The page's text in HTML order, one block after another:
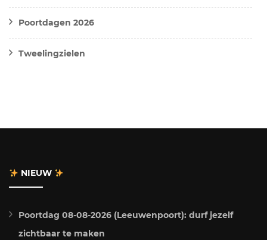
Poortdagen 2026
Tweelingzielen
NIEUW
Poortdag 08-08-2026 (Leeuwenpoort): durf jezelf
zichtbaar te maken